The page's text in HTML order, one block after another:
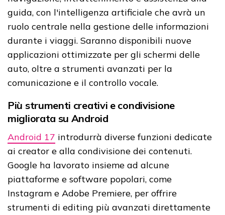
guida, con l'intelligenza artificiale che avrà un
ruolo centrale nella gestione delle informazioni
durante i viaggi. Saranno disponibili nuove
applicazioni ottimizzate per gli schermi delle
auto, oltre a strumenti avanzati per la
comunicazione e il controllo vocale.
Più strumenti creativi e condivisione
migliorata su Android
Android 17 introdurrà diverse funzioni dedicate
ai creator e alla condivisione dei contenuti.
Google ha lavorato insieme ad alcune
piattaforme e software popolari, come
Instagram e Adobe Premiere, per offrire
strumenti di editing più avanzati direttamente